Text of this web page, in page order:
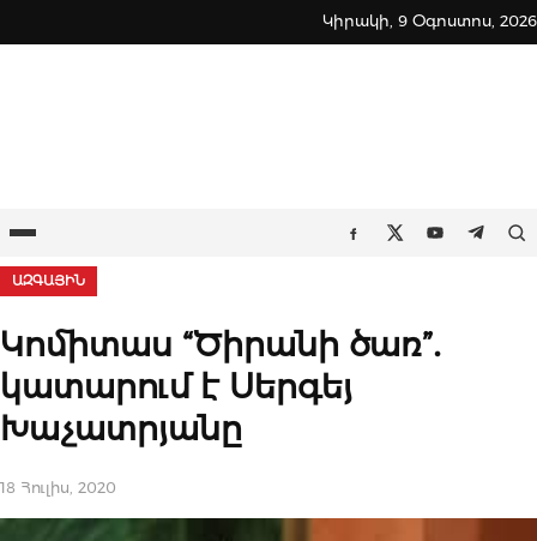
to
Կիրակի, 9 Օգոստոս, 2026
Ընտրացանկ Facebook
TwitterYoutube
ԱԶԳԱՅԻՆ
Կոմիտաս “Ծիրանի ծառ”․
կատարում է Սերգեյ
Խաչատրյանը
18 Հուլիս, 2020